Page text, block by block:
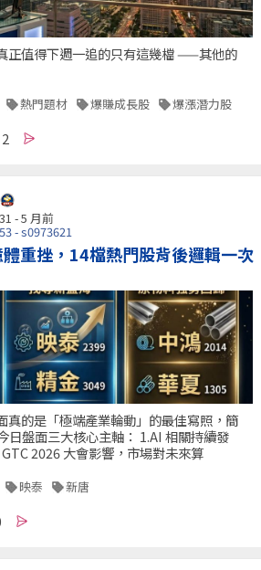
正值得下週一追的只有這幾檔 ——其他的
熱門題材 爆賺成長股 爆漲潛力股
2
- 5 月前
- s0973621
重挫，14檔熱門股背後邏輯一次
真的是「極端產業輪動」的最佳寫照，簡
日盤面三大核心主軸： 1.AI 相關持續發
2026 大會影響，市場對未來算
映泰 新唐